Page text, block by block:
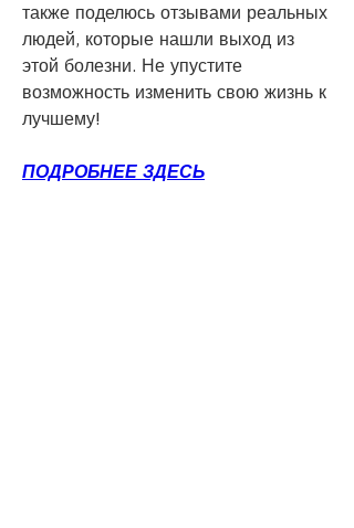
также поделюсь отзывами реальных
людей, которые нашли выход из
этой болезни. Не упустите
возможность изменить свою жизнь к
лучшему!
ПОДРОБНЕЕ ЗДЕСЬ